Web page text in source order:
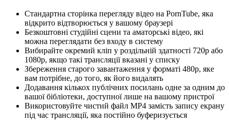
Стандартна сторінка перегляду відео на PornTube, яка
відкрито відтворюється у вашому браузері
Безкоштовні студійні сцени та аматорські відео, які
можна переглядати без входу в систему
Вибирайте окремий кліп у роздільній здатності 720p або
1080p, якщо такі трансляції вказані у списку
Збереження старого завантаження у форматі 480p, яке
вам потрібне, до того, як його видалять
Додавання кількох публічних посилань одне за одним до
вашої бібліотеки, доступної лише на вашому пристрої
Використовуйте чистий файл MP4 замість запису екрану
під час трансляції, яка постійно буферизується